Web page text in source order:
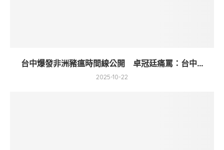
台中爆發非洲豬瘟時間線公開 卓冠廷痛罵：台中...
2025-10-22